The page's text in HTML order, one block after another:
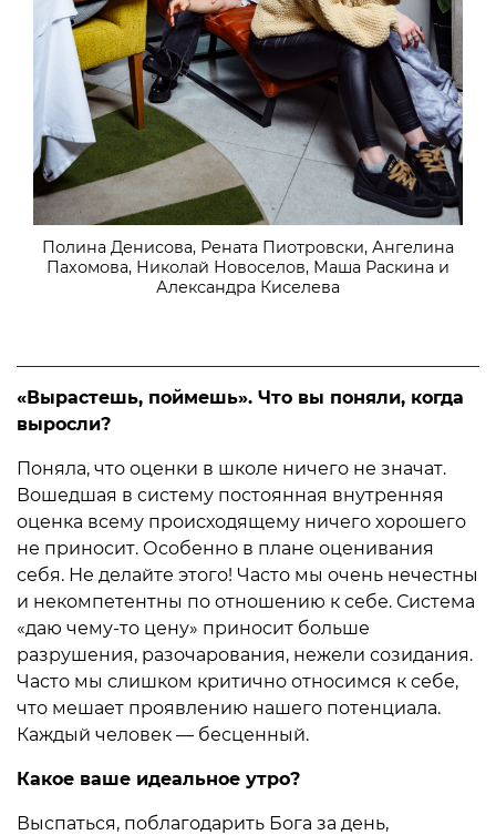
Полина Денисова, Рената Пиотровски, Ангелина
Пахомова, Николай Новоселов, Маша Раскина и
Александра Киселева
«Вырастешь, поймешь». Что вы поняли, когда
выросли?
Поняла, что оценки в школе ничего не значат.
Вошедшая в систему постоянная внутренняя
оценка всему происходящему ничего хорошего
не приносит. Особенно в плане оценивания
себя. Не делайте этого! Часто мы очень нечестны
и некомпетентны по отношению к себе. Система
«даю чему-то цену» приносит больше
разрушения, разочарования, нежели созидания.
Часто мы слишком критично относимся к себе,
что мешает проявлению нашего потенциала.
Каждый человек — бесценный.
Какое ваше идеальное утро?
Выспаться, поблагодарить Бога за день,